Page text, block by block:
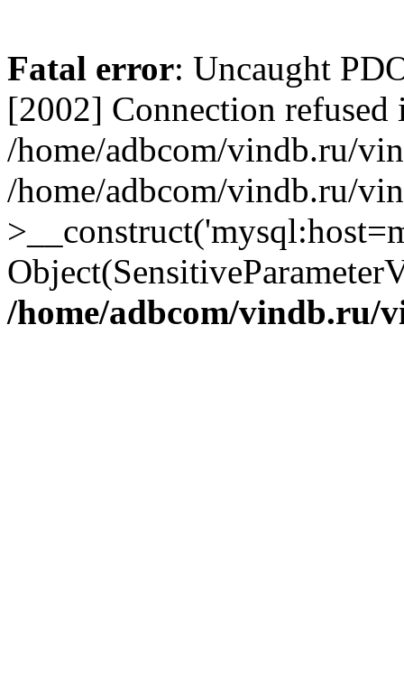
Fatal error: Uncaught
[2002] Connection refused
/home/adbcom/vindb.ru/
/home/adbcom/vindb.ru/
/home/adbcom/vindb.ru/